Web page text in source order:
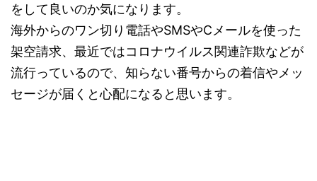
をして良いのか気になります。
海外からのワン切り電話やSMSやCメールを使った
架空請求、最近ではコロナウイルス関連詐欺などが
流行っているので、知らない番号からの着信やメッ
セージが届くと心配になると思います。